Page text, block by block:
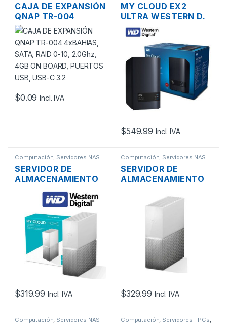
CAJA DE EXPANSIÓN
QNAP TR-004
4XBAHIAS, SATA,
RAID 0-10, 2.0GHZ,
4GB ON BOARD,
PUERTOS USB, USB-
C 3.2
$0.09 Incl. IVA
MY CLOUD EX2
ULTRA WESTERN D.
WDBVBZ0040JCH-
20 NAS DE 2 BAHIAS
4TB, RAM 1GB,
2XUSB 3.0 RED
$549.99 Incl. IVA
Computación, Servidores NAS
SERVIDOR DE
ALMACENAMIENTO
WESTERN DIGITAL
3TB USB3.0 LAN
GIGABIT
$319.99 Incl. IVA
Computación, Servidores NAS
SERVIDOR DE
ALMACENAMIENTO
WESTERN DIGITAL
4TB USB3.0 LAN
GIGABIT
$329.99 Incl. IVA
Computación, Servidores NAS Computación, Servidores - PCs,